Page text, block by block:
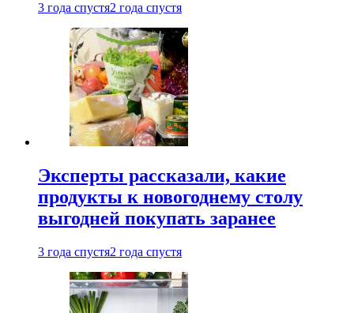
3 года спустя2 года спустя
Эксперты рассказали, какие
продукты к новогоднему столу
выгодней покупать заранее
3 года спустя2 года спустя